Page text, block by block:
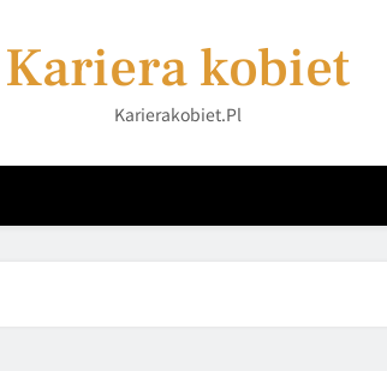
Kariera kobiet
Karierakobiet.pl